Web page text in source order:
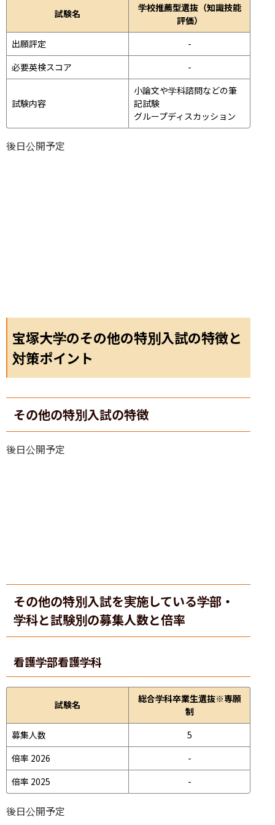
試験名
学校推薦型選抜（知識技能
評価）
出願評定
-
必要英検スコア
-
試験内容
小論文や学科諮問などの筆
記試験
グループディスカッション
後日公開予定
宝塚大学のその他の特別入試の特徴と
対策ポイント
その他の特別入試の特徴
後日公開予定
その他の特別入試を実施している学部・
学科と試験別の募集人数と倍率
看護学部看護学科
試験名
総合学科卒業生選抜※専願
制
募集人数
5
倍率 2026
-
倍率 2025
-
後日公開予定